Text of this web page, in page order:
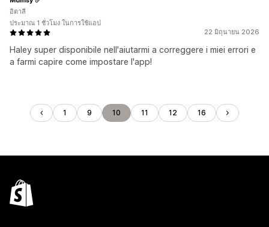
22 มิถุนายน 2026
Haley super disponibile nell'aiutarmi a correggere i miei errori e
a farmi capire come impostare l'app!
อิตาลี
ประมาณ 1 ชั่วโมง ในการใช้แอป
1 9 10 11 12 16